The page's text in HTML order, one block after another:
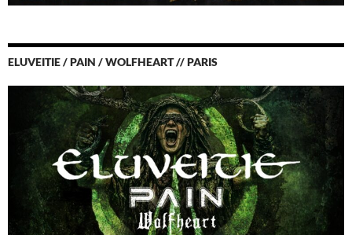
ELUVEITIE / PAIN / WOLFHEART // PARIS